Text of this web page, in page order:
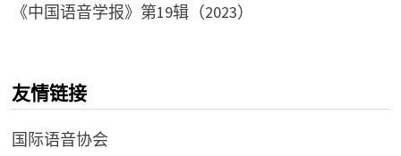
《中国语音学报》第19辑（2023）
友情链接
国际语音协会